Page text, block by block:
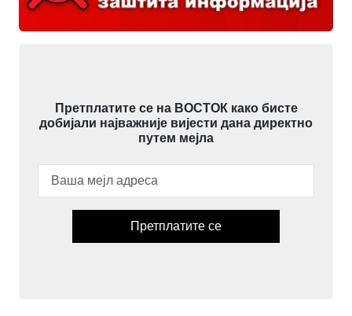
Претплатите се на ВОСТОК како бисте
добијали најважније вијести дана директно
путем мејла
Претплатите се